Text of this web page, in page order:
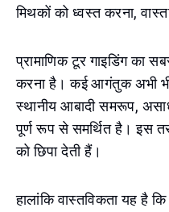
मिथकों को ध्वस्त करना,
प्रामाणिक टूर गाइडिंग का
करना है। कई आगंतुक अभी
स्थानीय आबादी समरूप,
पूर्ण रूप से समर्थित है। इस
को छिपा देती हैं।
हालांकि वास्तविकता यह है